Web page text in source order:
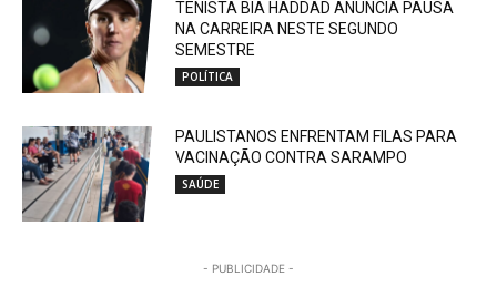
TENISTA BIA HADDAD ANUNCIA PAUSA
NA CARREIRA NESTE SEGUNDO
SEMESTRE
POLÍTICA
PAULISTANOS ENFRENTAM FILAS PARA
VACINAÇÃO CONTRA SARAMPO
SAÚDE
- PUBLICIDADE -